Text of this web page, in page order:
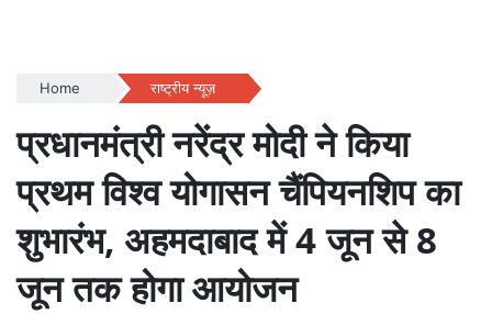
Home राष्ट्रीय न्यूज़
प्रधानमंत्री नरेंद्र मोदी ने किया
प्रथम विश्व योगासन चैंपियनशिप का
शुभारंभ, अहमदाबाद में 4 जून से 8
जून तक होगा आयोजन